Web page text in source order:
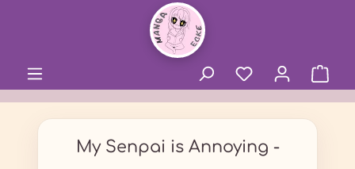
My Senpai is Annoying -